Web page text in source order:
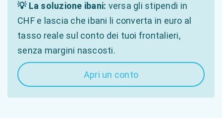
💡 La soluzione ibani: versa gli stipendi in
CHF e lascia che ibani li converta in euro al
tasso reale sul conto dei tuoi frontalieri,
senza margini nascosti.
Apri un conto